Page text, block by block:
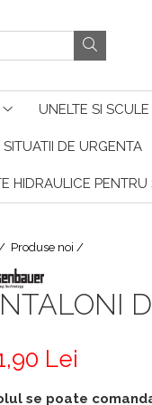
UNELTE SI
DE URGENTA
HIDRAULICE PENTRU
Produse noi /
Lei
se poate